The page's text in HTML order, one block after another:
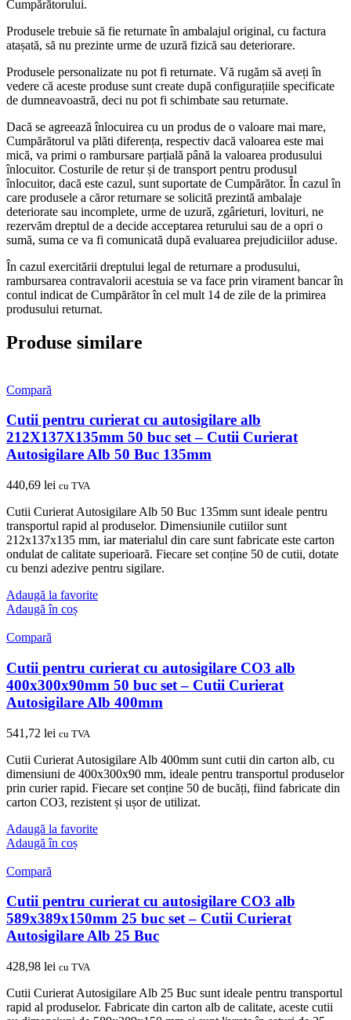
Cumpărătorului.
Produsele trebuie să fie returnate în ambalajul original, cu factura
atașată, să nu prezinte urme de uzură fizică sau deteriorare.
Produsele personalizate nu pot fi returnate. Vă rugăm să aveți în
vedere că aceste produse sunt create după configurațiile specificate
de dumneavoastră, deci nu pot fi schimbate sau returnate.
Dacă se agreează înlocuirea cu un produs de o valoare mai mare,
Cumpărătorul va plăti diferența, respectiv dacă valoarea este mai
mică, va primi o rambursare parțială până la valoarea produsului
înlocuitor. Costurile de retur și de transport pentru produsul
înlocuitor, dacă este cazul, sunt suportate de Cumpărător. În cazul în
care produsele a căror returnare se solicită prezintă ambalaje
deteriorate sau incomplete, urme de uzură, zgârieturi, lovituri, ne
rezervăm dreptul de a decide acceptarea returului sau de a opri o
sumă, suma ce va fi comunicată după evaluarea prejudiciilor aduse.
În cazul exercitării dreptului legal de returnare a produsului,
rambursarea contravalorii acestuia se va face prin virament bancar în
contul indicat de Cumpărător în cel mult 14 de zile de la primirea
produsului returnat.
Produse similare
Compară
Cutii pentru curierat cu autosigilare alb
212X137X135mm 50 buc set – Cutii Curierat
Autosigilare Alb 50 Buc 135mm
440,69 lei cu TVA
Cutii Curierat Autosigilare Alb 50 Buc 135mm sunt ideale pentru
transportul rapid al produselor. Dimensiunile cutiilor sunt
212x137x135 mm, iar materialul din care sunt fabricate este carton
ondulat de calitate superioară. Fiecare set conține 50 de cutii, dotate
cu benzi adezive pentru sigilare.
Adaugă la favorite
Adaugă în coș
Compară
Cutii pentru curierat cu autosigilare CO3 alb
400x300x90mm 50 buc set – Cutii Curierat
Autosigilare Alb 400mm
541,72 lei cu TVA
Cutii Curierat Autosigilare Alb 400mm sunt cutii din carton alb, cu
dimensiuni de 400x300x90 mm, ideale pentru transportul produselor
prin curier rapid. Fiecare set conține 50 de bucăți, fiind fabricate din
carton CO3, rezistent și ușor de utilizat.
Adaugă la favorite
Adaugă în coș
Compară
Cutii pentru curierat cu autosigilare CO3 alb
589x389x150mm 25 buc set – Cutii Curierat
Autosigilare Alb 25 Buc
428,98 lei cu TVA
Cutii Curierat Autosigilare Alb 25 Buc sunt ideale pentru transportul
rapid al produselor. Fabricate din carton alb de calitate, aceste cutii